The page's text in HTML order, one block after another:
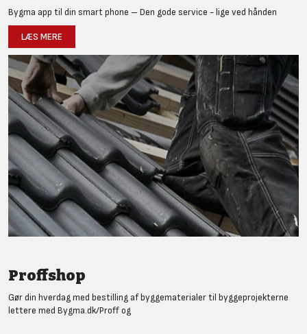
Bygma app til din smart phone – Den gode service - lige ved hånden
LÆS MERE
Proffshop
Gør din hverdag med bestilling af byggematerialer til byggeprojekterne
lettere med Bygma.dk/Proff og